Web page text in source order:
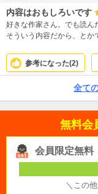
内容はおもしろいです
好きな作家さん。でも読ん
そういう内容だから、とか
作者さんはもしかして女
思うほど男性側が女性を憎
ー、絵柄ともにおすすめで
参考になった(2)
全て
無料会
会員限定無料
＼この